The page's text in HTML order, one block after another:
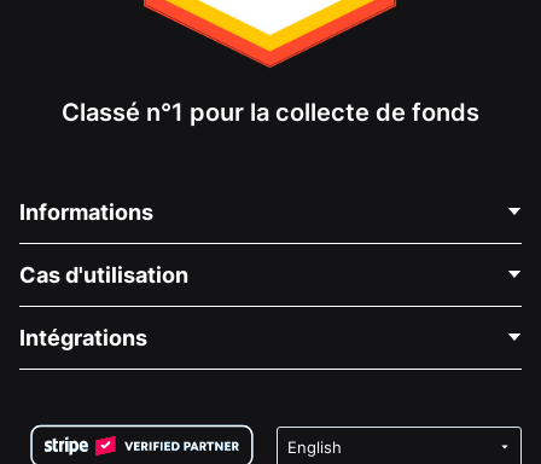
Classé n°1 pour la collecte de fonds
Informations
À propos de nous
Carrières
Confidentialité
Cas d'utilisation
Collecte de fonds médicale
Collecte de fonds caritative
Intégrations
Plugin de don Wix